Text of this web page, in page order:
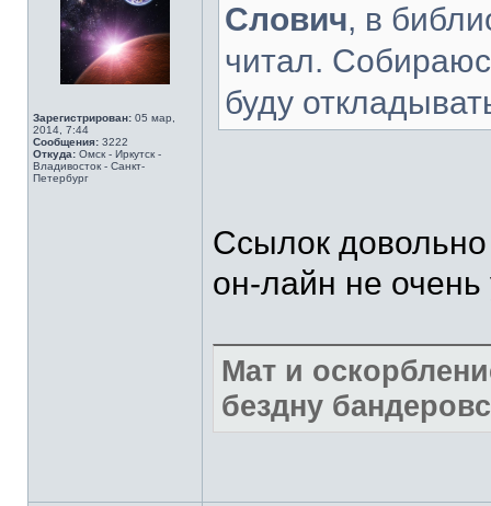
Зарегистрирован: 05 мар,
2014, 7:44
Сообщения: 3222
Откуда: Омск - Иркутск -
Владивосток - Санкт-
Петербург
Слович, в
читал.
буду
Ссылок довольно
он-лайн не
Мат и
бездну